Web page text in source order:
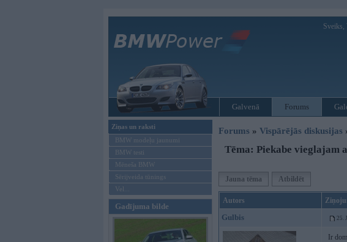
Sveiks,
Galvenā Forums
Ziņas un raksti
BMW modeļu jaunumi
BMW testi
Mēneša BMW
Sērijveida tūnings
Vel...
Gadījuma bilde
Forums » Vispārējās diskusijas
Tēma: Piekabe vieglajam
Jauna tēma Atbildēt
Autors
Gulbis 25.
Ir